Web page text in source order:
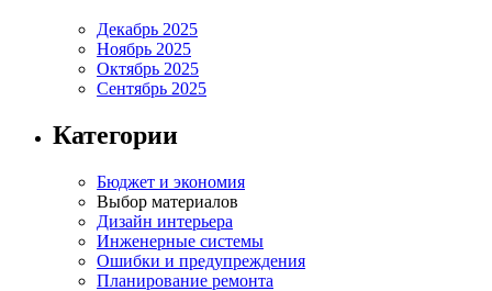
Декабрь 2025
Ноябрь 2025
Октябрь 2025
Сентябрь 2025
Категории
Бюджет и экономия
Выбор материалов
Дизайн интерьера
Инженерные системы
Ошибки и предупреждения
Планирование ремонта